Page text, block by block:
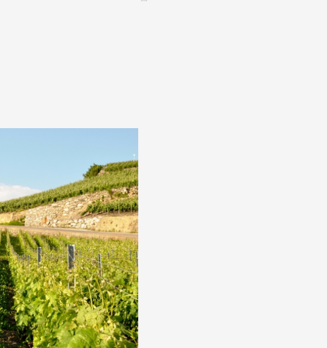
Lire et/ou s'inscrire à la newsletter